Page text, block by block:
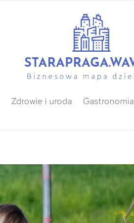
Zdrowie i uroda Gastronomia